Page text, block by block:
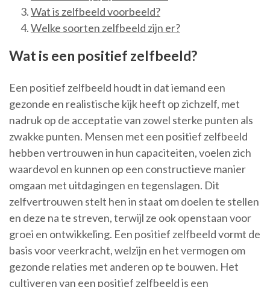
Wat is zelfbeeld voorbeeld?
Welke soorten zelfbeeld zijn er?
Wat is een positief zelfbeeld?
Een positief zelfbeeld houdt in dat iemand een
gezonde en realistische kijk heeft op zichzelf, met
nadruk op de acceptatie van zowel sterke punten als
zwakke punten. Mensen met een positief zelfbeeld
hebben vertrouwen in hun capaciteiten, voelen zich
waardevol en kunnen op een constructieve manier
omgaan met uitdagingen en tegenslagen. Dit
zelfvertrouwen stelt hen in staat om doelen te stellen
en deze na te streven, terwijl ze ook openstaan voor
groei en ontwikkeling. Een positief zelfbeeld vormt de
basis voor veerkracht, welzijn en het vermogen om
gezonde relaties met anderen op te bouwen. Het
cultiveren van een positief zelfbeeld is een